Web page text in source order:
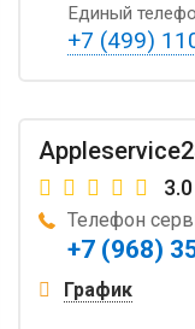
Единый
+7 (499)
3.0
Телефон
+7 (968)
График